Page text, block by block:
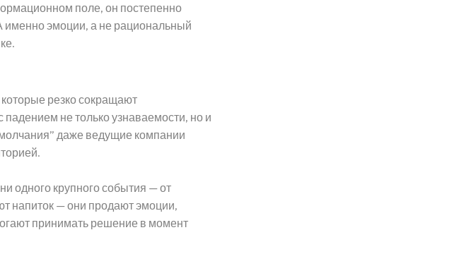
поле, он постепенно
именно эмоции, а не рациональный
резко сокращают
падением не только узнаваемости, но и
даже ведущие компании
одного крупного события — от
напиток — они продают эмоции,
принимать решение в момент